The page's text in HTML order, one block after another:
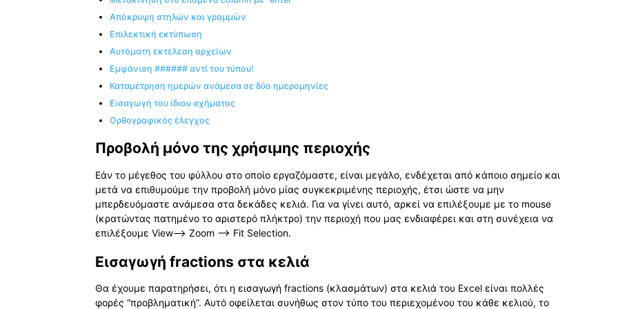
Απόκρυψη στηλών και γραμμών
Επιλεκτική εκτύπωση
Αυτόματη εκτέλεση αρχείων
Εμφάνιση ###### αντί του τύπου!
Καταμέτρηση ημερών ανάμεσα σε δύο ημερομηνίες
Εισαγωγή του ίδιου σχήματος
Ορθογραφικός έλεγχος
Προβολή μόνο της χρήσιμης περιοχής
Εάν το μέγεθος του φύλλου στο οποίο εργαζόμαστε, είναι μεγάλο, ενδέχεται από κάποιο σημείο και
μετά να επιθυμούμε την προβολή μόνο μίας συγκεκριμένης περιοχής, έτσι ώστε να μην
μπερδευόμαστε ανάμεσα στα δεκάδες κελιά. Για να γίνει αυτό, αρκεί να επιλέξουμε με το mouse
(κρατώντας πατημένο το αριστερό πλήκτρο) την περιοχή που μας ενδιαφέρει και στη συνέχεια να
επιλέξουμε View—> Zoom —> Fit Selection.
Εισαγωγή fractions στα κελιά
Θα έχουμε παρατηρήσει, ότι η εισαγωγή fractions (κλασμάτων) στα κελιά του Excel είναι πολλές
φορές “προβληματική”. Αυτό οφείλεται συνήθως στον τύπο του περιεχομένου του κάθε κελιού, το